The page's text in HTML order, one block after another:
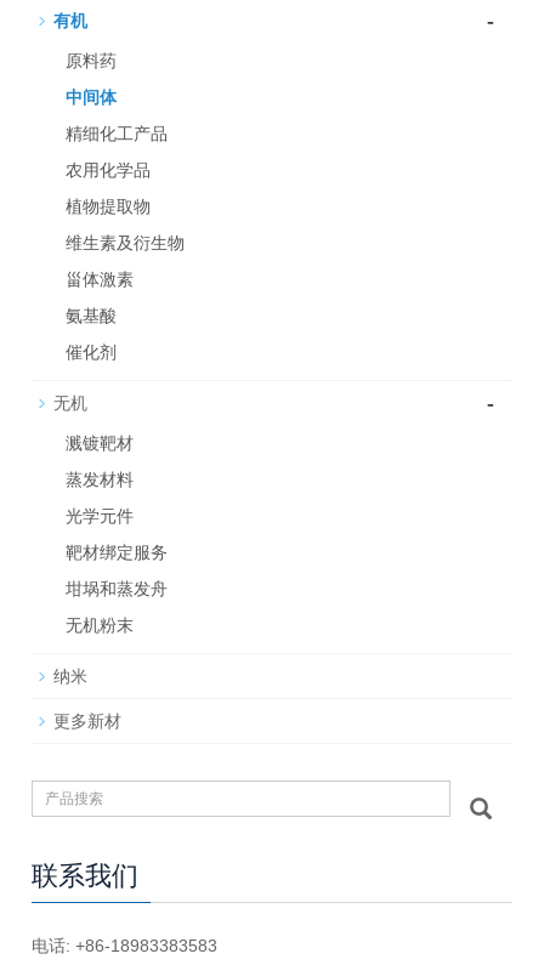
有机 -
原料药
中间体
精细化工产品
农用化学品
植物提取物
维生素及衍生物
甾体激素
氨基酸
催化剂
无机 -
溅镀靶材
蒸发材料
光学元件
靶材绑定服务
坩埚和蒸发舟
无机粉末
纳米
更多新材
联系我们
电话: +86-18983383583